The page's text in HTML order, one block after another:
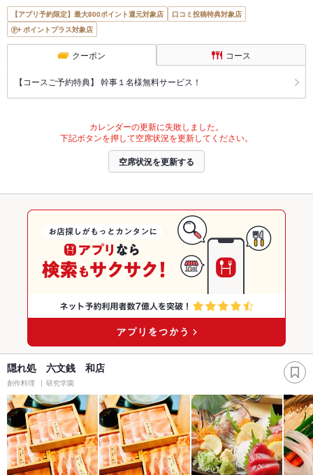
【アプリ予約限定】最大800ポイント還元対象店
口コミ投稿特典対象店
ポイントプラス対象店
クーポン コース
【コースご予約特典】 幹事１名様無料サービス！
カレンダーの更新に失敗しました。
下記ボタンを押して空席状況を更新してください。
空席状況を更新する
隠れ処 六文銭 和店
創作料理 研究学園